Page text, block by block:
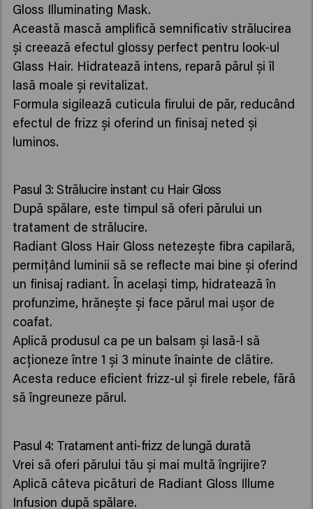
Gloss Illuminating Mask.
Această mască amplifică semnificativ strălucirea
și creează efectul glossy perfect pentru look-ul
Glass Hair. Hidratează intens, repară părul și îl
lasă moale și revitalizat.
Formula sigilează cuticula firului de păr, reducând
efectul de frizz și oferind un finisaj neted și
luminos.
Pasul 3: Strălucire instant cu Hair Gloss
După spălare, este timpul să oferi părului un
tratament de strălucire.
Radiant Gloss Hair Gloss netezește fibra capilară,
permițând luminii să se reflecte mai bine și oferind
un finisaj radiant. În același timp, hidratează în
profunzime, hrănește și face părul mai ușor de
coafat.
Aplică produsul ca pe un balsam și lasă-l să
acționeze între 1 și 3 minute înainte de clătire.
Acesta reduce eficient frizz-ul și firele rebele, fără
să îngreuneze părul.
Pasul 4: Tratament anti-frizz de lungă durată
Vrei să oferi părului tău și mai multă îngrijire?
Aplică câteva picături de Radiant Gloss Illume
Infusion după spălare.